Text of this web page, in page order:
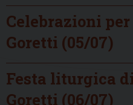
Celebrazioni
Goretti (05/07)
Festa liturgica
Goretti (06/07)